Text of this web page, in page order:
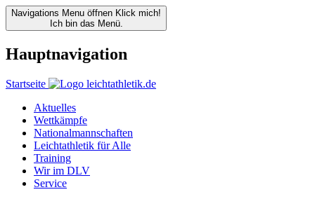
Navigations Menu öffnen Klick mich!
Ich bin das Menü.
Hauptnavigation
Startseite
Aktuelles
Wettkämpfe
Nationalmannschaften
Leichtathletik für Alle
Training
Wir im DLV
Service